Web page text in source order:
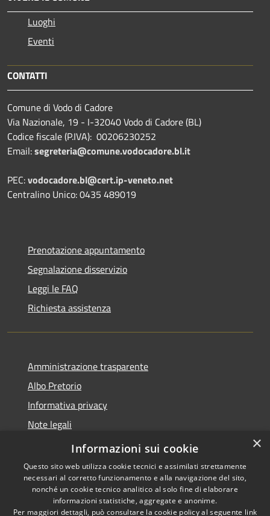
Luoghi
Eventi
CONTATTI
Comune di Vodo di Cadore
Via Nazionale, 19 - I-32040 Vodo di Cadore (BL)
Codice fiscale (P.IVA): 00206230252
Email:segreteria@comune.vodocadore.bl.it
PEC:vodocadore.bl@cert.ip-veneto.net
Centralino Unico: 0435 489019
Prenotazione appuntamento
Segnalazione disservizio
Leggi le FAQ
Richiesta assistenza
Amministrazione trasparente
Albo Pretorio
Informativa privacy
Note legali
Dichiarazione di accessibilità
Copyright © 2026 • Comune di
×
Informazioni sui cookie
Questo sito web utilizza cookie tecnici e assimilati strettamente
necessari al corretto funzionamento e alla navigazione del sito,
nonché un cookie tecnico analitico al solo fine di elaborare
informazioni statistiche, aggregate e anonime.
Per maggiori dettagli, può consultare la cookie policy al seguente link